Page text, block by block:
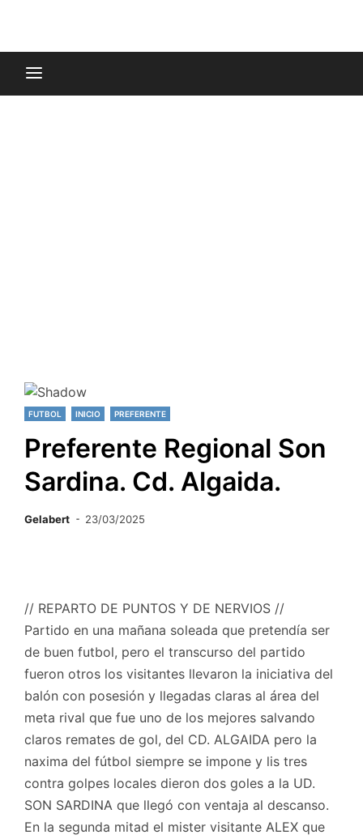
FUTBOL INICIO PREFERENTE
Preferente Regional Son
Sardina. Cd. Algaida.
Gelabert 23/03/2025
// REPARTO DE PUNTOS Y DE NERVIOS //
Partido en una mañana soleada que pretendía ser
de buen futbol, pero el transcurso del partido
fueron otros los visitantes llevaron la iniciativa del
balón con posesión y llegadas claras al área del
meta rival que fue uno de los mejores salvando
claros remates de gol, del CD. ALGAIDA pero la
naxima del fútbol siempre se impone y lis tres
contra golpes locales dieron dos goles a la UD.
SON SARDINA que llegó con ventaja al descanso.
En la segunda mitad el mister visitante ALEX que